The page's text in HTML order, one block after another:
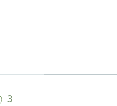
3